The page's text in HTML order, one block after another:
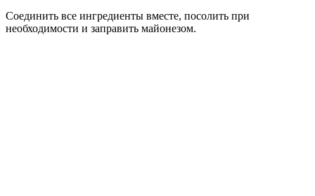
Соединить все ингредиенты вместе, посолить при
необходимости и заправить майонезом.